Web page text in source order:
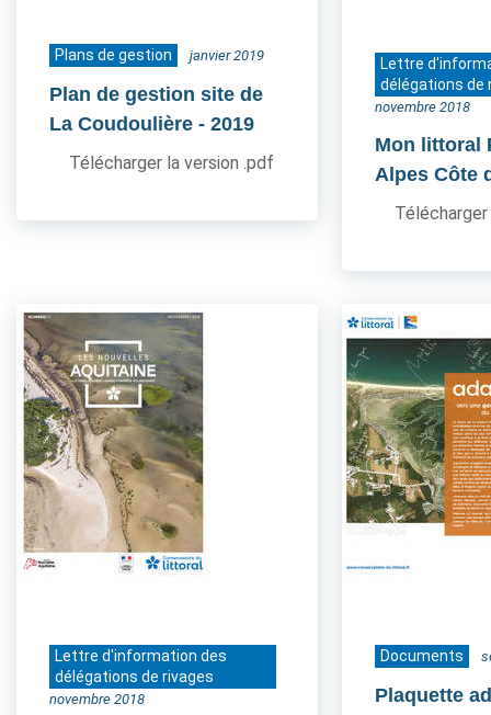
Plans de gestion janvier 2019
Plan de gestion site de
La Coudoulière - 2019
Télécharger la version .pdf
Lettre
délégations de
novembre 2018
Mon littoral
Alpes Côte
Lettre d'information des
délégations de rivages
novembre 2018
Documents
Plaquette